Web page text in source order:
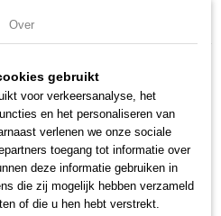
T 30
Over
gebruikt
voor verkeersanalyse, het
en het personaliseren van
verlenen we onze sociale
toegang tot informatie over
deze informatie gebruiken in
die zij mogelijk hebben verzameld
of die u hen hebt verstrekt.